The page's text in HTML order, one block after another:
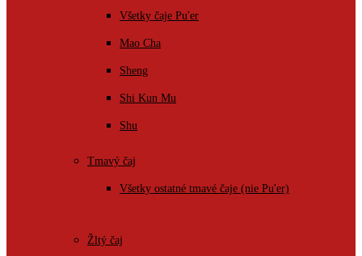
Všetky čaje Pu'er
Mao Cha
Sheng
Shi Kun Mu
Shu
Tmavý čaj
Všetky ostatné tmavé čaje (nie Pu'er)
Žltý čaj